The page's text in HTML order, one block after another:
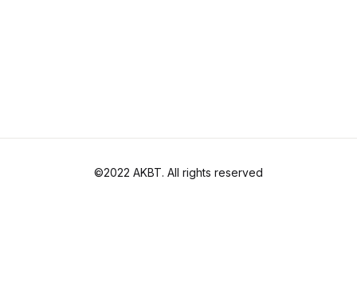
©2022 AKBT. All rights reserved